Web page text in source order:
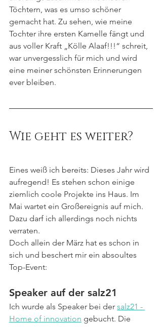
Töchtern, was es umso schöner
gemacht hat. Zu sehen, wie meine
Tochter ihre ersten Kamelle fängt und
aus voller Kraft „Kölle Alaaf!!!“ schreit,
war unvergesslich für mich und wird
eine meiner schönsten Erinnerungen
ever bleiben.
Wie geht es weiter?
Eines weiß ich bereits: Dieses Jahr wird
aufregend! Es stehen schon einige
ziemlich coole Projekte ins Haus. Im
Mai wartet ein Großereignis auf mich.
Dazu darf ich allerdings noch nichts
verraten.
Doch allein der März hat es schon in
sich und beschert mir ein absoultes
Top-Event:
Speaker auf der salz21
Ich wurde als Speaker bei der salz21 -
Home of innovation gebucht. Die